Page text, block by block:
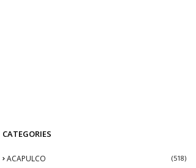
CATEGORIES
ACAPULCO (518)